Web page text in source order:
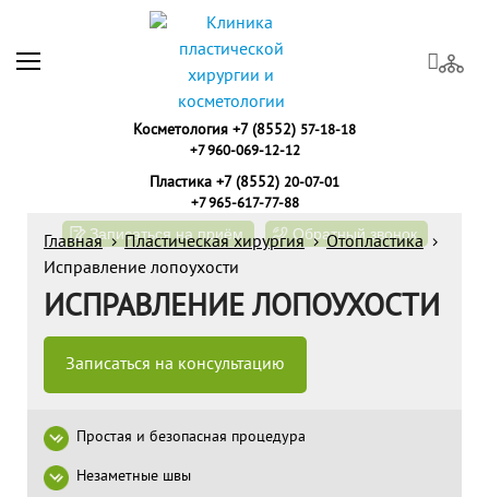
Главная Пластическая хирургия
Отопластика
Исправление лопоухости
ИСПРАВЛЕНИЕ ЛОПОУХОСТИ
Записаться на консультацию
Простая и безопасная процедура
Незаметные швы
Косметология +7 (8552) 57-18-18
+7 960-069-12-12
Пластика +7 (8552) 20-07-01
+7 965-617-77-88
Записаться на приём
Обратный звонок